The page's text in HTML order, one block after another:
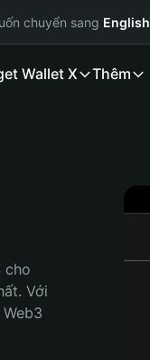
chuyển sang English
Wallet X Thêm
cho
Với